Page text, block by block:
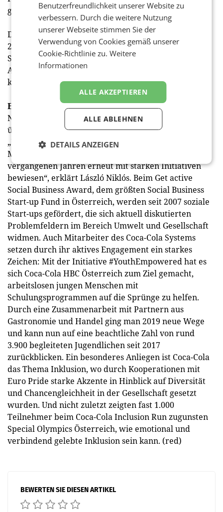
genommen.
Die 2,86 MWp große Anlage erzeugt jährlich rund
2,924 Gigawattstunden Strom, der in das lokale
Stromnetz eingespeist wird. Insgesamt spart die PV-
Anlage rund 725 Tonnen CO2 pro Jahr gegenüber
konventioneller Stromerzeugung.
Engagement für ein gelebtes Miteinander
Nachhaltiges Handeln geht für Coca-Cola jedoch weit
über die Grenzen des Produktionszentrums hinaus.
„Dass uns als Coca-Cola System ein gelebtes, offenes
Miteinander ein großes Anliegen ist, haben wir im
vergangenen Jahren erneut mit starken Initiativen
bewiesen“, erklärt László Niklós. Beim Get active
Social Business Award, dem größten Social Business
Start-up Fund in Österreich, werden seit 2007 soziale
Start-ups gefördert, die sich aktuell diskutierten
Problemfeldern im Bereich Umwelt und Gesellschaft
widmen. Auch Mitarbeiter des Coca-Cola Systems
setzen durch ihr aktives Engagement ein starkes
Zeichen: Mit der Initiative #YouthEmpowered hat es
sich Coca-Cola HBC Österreich zum Ziel gemacht,
arbeitslosen jungen Menschen mit
Schulungsprogrammen auf die Sprünge zu helfen.
Durch eine Zusammenarbeit mit Partnern aus
Gastronomie und Handel ging man 2019 neue Wege
und kann nun auf eine beachtliche Zahl von rund
3.900 begleiteten Jugendlichen seit 2017
zurückblicken. Ein besonderes Anliegen ist Coca-Cola
das Thema Inklusion, wo durch Kooperationen mit
Euro Pride starke Akzente in Hinblick auf Diversität
und Chancengleichheit in der Gesellschaft gesetzt
wurden. Und nicht zuletzt zeigten fast 1.000
Teilnehmer beim Coca-Cola Inclusion Run zugunsten
Special Olympics Österreich, wie emotional und
verbindend gelebte Inklusion sein kann. (red)
BEWERTEN SIE DIESEN ARTIKEL
Benutzerfreundlichkeit unserer Website zu
verbessern. Durch die weitere Nutzung
unserer Webseite stimmen Sie der
Verwendung von Cookies gemäß unserer
Cookie-Richtlinie zu.Weitere
Informationen
ALLE AKZEPTIEREN
ALLE ABLEHNEN
DETAILS ANZEIGEN